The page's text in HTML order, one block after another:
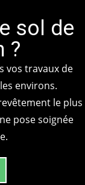
sol de
?
vos travaux de
environs.
le plus
pose soignée